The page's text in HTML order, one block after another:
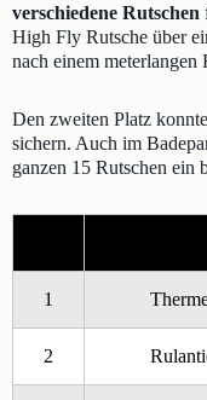
verschiedene Rutschen
High Fly Rutsche über
nach einem meterlangen
Den zweiten Platz
sichern. Auch im
ganzen 15 Rutschen ein
1
2